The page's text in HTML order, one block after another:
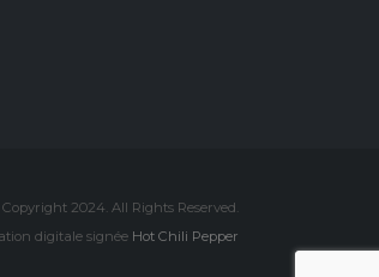
2024. All Rights Reserved.
digitale signée Hot Chili Pepper